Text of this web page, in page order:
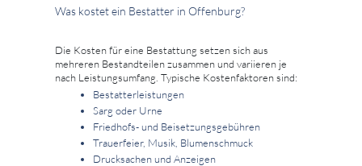
Was kostet ein Bestatter in Offenburg?
Die Kosten für eine Bestattung setzen sich aus
mehreren Bestandteilen zusammen und variieren je
nach Leistungsumfang. Typische Kostenfaktoren sind:
Bestatterleistungen
Sarg oder Urne
Friedhofs- und Beisetzungsgebühren
Trauerfeier, Musik, Blumenschmuck
Drucksachen und Anzeigen